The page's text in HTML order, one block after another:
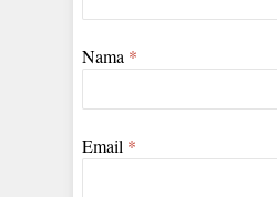
Nama *
Email *